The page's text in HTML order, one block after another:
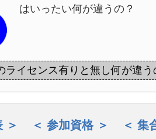
はいったい何が違うの？
ライセンス有りと無し何が違
参加資格
集